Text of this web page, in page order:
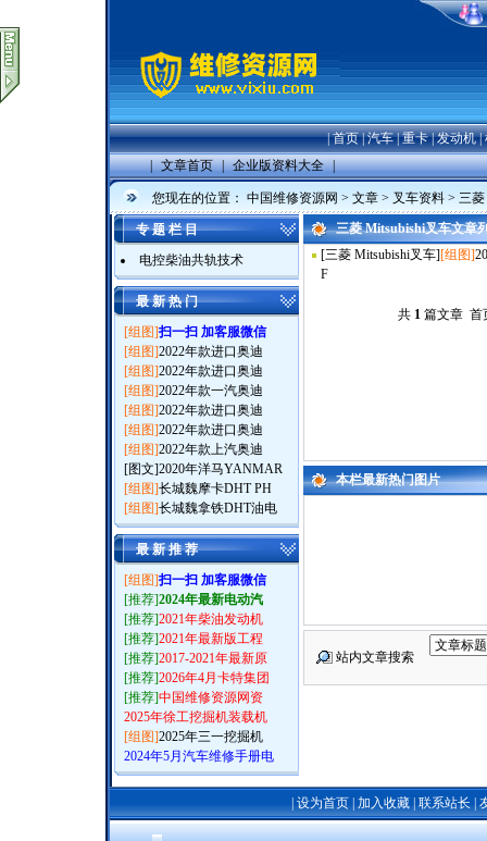
|首页|汽车|重卡|发动机|
| 文章首页 | 企业版资料大全 |
您现在的位置： 中国维修资源网 > 文章 > 叉车资料 > 三菱
专 题 栏 目
电控柴油共轨技术
最 新 热 门
[组图]扫一扫 加客服微信
[组图]2022年款进口奥迪
[组图]2022年款进口奥迪
[组图]2022年款一汽奥迪
[组图]2022年款进口奥迪
[组图]2022年款进口奥迪
[组图]2022年款上汽奥迪
[图文]2020年洋马YANMAR
[组图]长城魏摩卡DHT PH
[组图]长城魏拿铁DHT油电
最 新 推 荐
[组图]扫一扫 加客服微信
[推荐]2024年最新电动汽
[推荐]2021年柴油发动机
[推荐]2021年最新版工程
[推荐]2017-2021年最新原
[推荐]2026年4月卡特集团
[推荐]中国维修资源网资
2025年徐工挖掘机装载机
[组图]2025年三一挖掘机
2024年5月汽车维修手册电
三菱 Mitsubishi叉车文章
[三菱 Mitsubishi叉车][组图]
F
共 1篇文章 首
本栏最新热门图片
站内文章搜索
设为首页| 加入收藏| 联系站长